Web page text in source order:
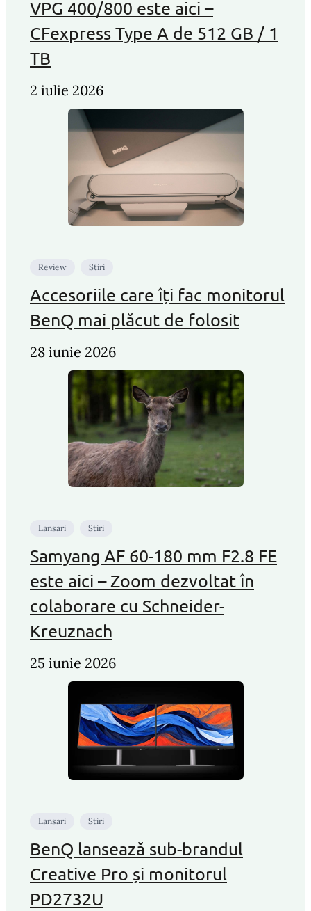
VPG 400/800 este aici –
CFexpress Type A de 512 GB / 1
TB
2 iulie 2026
Review Stiri
Accesoriile care îți fac monitorul
BenQ mai plăcut de folosit
28 iunie 2026
Lansari Stiri
Samyang AF 60-180 mm F2.8 FE
este aici – Zoom dezvoltat în
colaborare cu Schneider-
Kreuznach
25 iunie 2026
Lansari Stiri
BenQ lansează sub-brandul
Creative Pro și monitorul
PD2732U